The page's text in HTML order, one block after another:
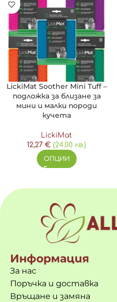
LickiMat Soother Mini Tuff –
подложка за близане за
мини и малки породи
кучета
LickiMat
12,27 € (24.00 лв.)
ОПЦИИ
Информация
За нас
Поръчка и доставка
Връщане и замяна